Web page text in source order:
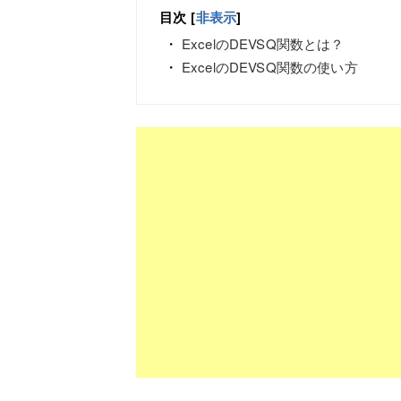
目次 [非表示]
ExcelのDEVSQ関数とは？
ExcelのDEVSQ関数の使い方